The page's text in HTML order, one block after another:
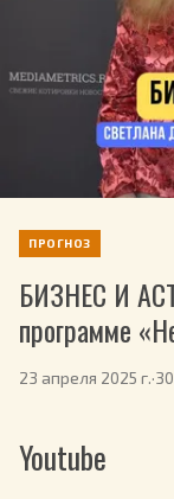
ПРОГНОЗ
БИЗНЕС И
программе
23 апреля 2025 г.·
Youtube